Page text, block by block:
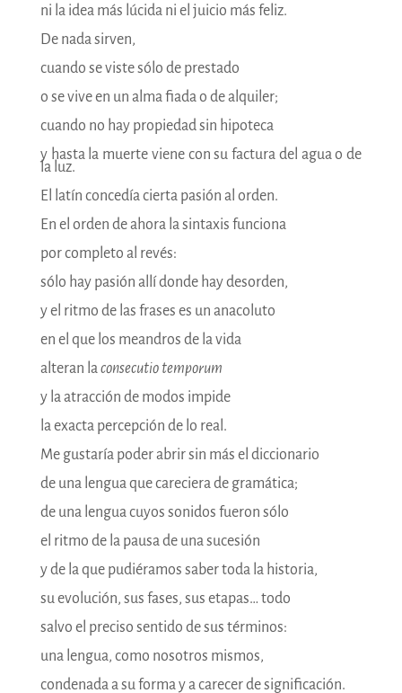
ni la idea más lúcida ni el juicio más feliz.
De nada sirven,
cuando se viste sólo de prestado
o se vive en un alma fiada o de alquiler;
cuando no hay propiedad sin hipoteca
y hasta la muerte viene con su factura del agua o de
la luz.
El latín concedía cierta pasión al orden.
En el orden de ahora la sintaxis funciona
por completo al revés:
sólo hay pasión allí donde hay desorden,
y el ritmo de las frases es un anacoluto
en el que los meandros de la vida
alteran laconsecutio temporum
y la atracción de modos impide
la exacta percepción de lo real.
Me gustaría poder abrir sin más el diccionario
de una lengua que careciera de gramática;
de una lengua cuyos sonidos fueron sólo
el ritmo de la pausa de una sucesión
y de la que pudiéramos saber toda la historia,
su evolución, sus fases, sus etapas… todo
salvo el preciso sentido de sus términos:
una lengua, como nosotros mismos,
condenada a su forma y a carecer de significación.